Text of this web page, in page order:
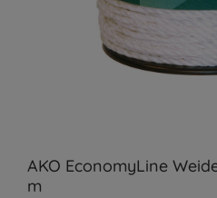
AKO EconomyLine
m